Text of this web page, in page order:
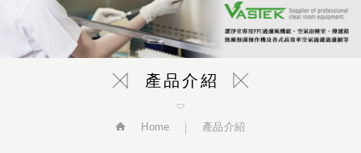
產品介紹
Home 產品介紹